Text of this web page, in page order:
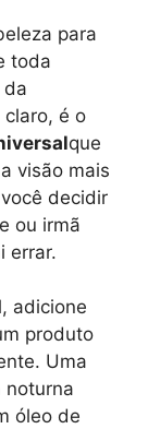
para
toda
da
é o
que
visão mais
decidir
ou irmã
errar.
adicione
produto
Uma
noturna
óleo de